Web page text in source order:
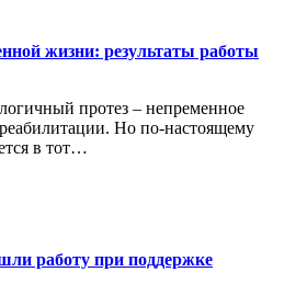
жизни: результаты работы
протез – непременное
Но по-настоящему
в тот…
работу при поддержке